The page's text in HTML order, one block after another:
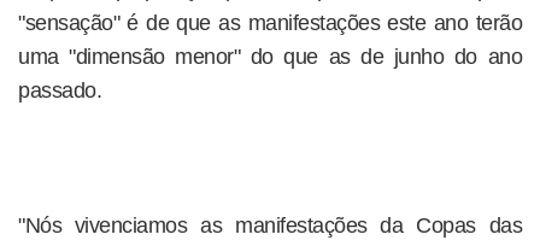
"sensação" é de que as manifestações este ano terão
uma "dimensão menor" do que as de junho do ano
passado.
"Nós vivenciamos as manifestações da Copas das